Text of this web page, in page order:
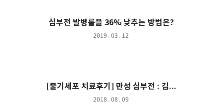
심부전 발병률을 36% 낮추는 방법은?
2019 . 03 . 12
[줄기세포 치료후기] 만성 심부전 : 김...
2018 . 08 . 09